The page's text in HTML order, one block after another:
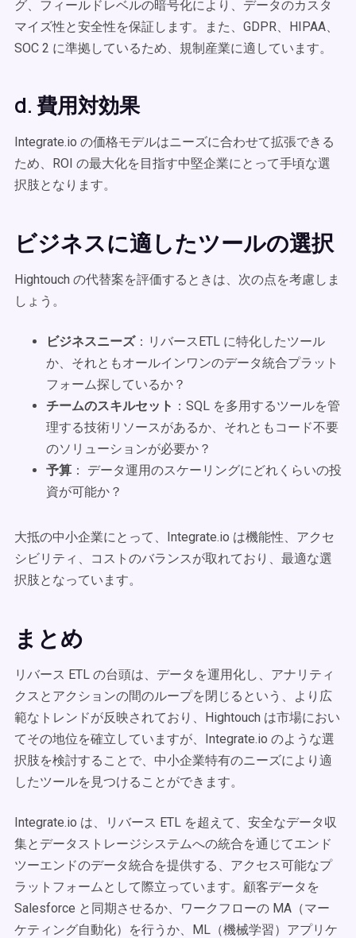
グ、フィールドレベルの暗号化により、データのカスタ
マイズ性と安全性を保証します。また、GDPR、HIPAA、
SOC 2 に準拠しているため、規制産業に適しています。
d. 費用対効果
Integrate.io の価格モデルはニーズに合わせて拡張できる
ため、ROI の最大化を目指す中堅企業にとって手頃な選
択肢となります。
ビジネスに適したツールの選択
Hightouch の代替案を評価するときは、次の点を考慮しま
しょう。
ビジネスニーズ：リバースETL に特化したツール
か、それともオールインワンのデータ統合プラット
フォーム探しているか？
チームのスキルセット ：SQL を多用するツールを管
理する技術リソースがあるか、それともコード不要
のソリューションが必要か？
予算 ： データ運用のスケーリングにどれくらいの投
資が可能か？
大抵の中小企業にとって、Integrate.io は機能性、アクセ
シビリティ、コストのバランスが取れており、最適な選
択肢となっています。
まとめ
リバース ETL の台頭は、データを運用化し、アナリティ
クスとアクションの間のループを閉じるという、より広
範なトレンドが反映されており、Hightouch は市場におい
てその地位を確立していますが、Integrate.io のような選
択肢を検討することで、中小企業特有のニーズにより適
したツールを見つけることができます。
Integrate.io は、リバース ETL を超えて、安全なデータ収
集とデータストレージシステムへの統合を通じてエンド
ツーエンドのデータ統合を提供する、アクセス可能なプ
ラットフォームとして際立っています。顧客データを
Salesforce と同期させるか、ワークフローの MA（マー
ケティング自動化）を行うか、ML（機械学習）アプリケ